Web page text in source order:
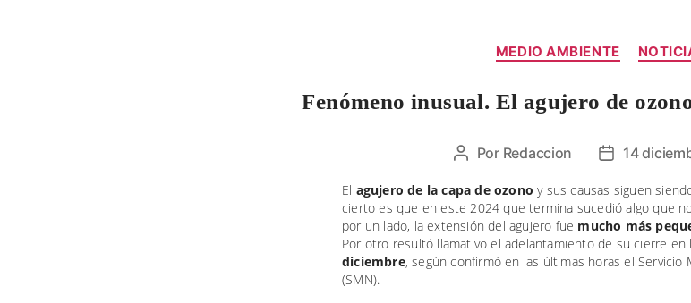
MEDIO AMBIENTE
Fenómeno inusual. El agujero de
Autor
la
entrada
Por Redaccion
Fecha
la
entrada
14
El agujero de la capa de ozono y sus causas siguen
cierto es que en este 2024 que termina sucedió algo que
por un lado, la extensión del agujero fue mucho más
Por otro resultó llamativo el adelantamiento de su cierre en
diciembre, según confirmó en las últimas horas el Servicio
(SMN).